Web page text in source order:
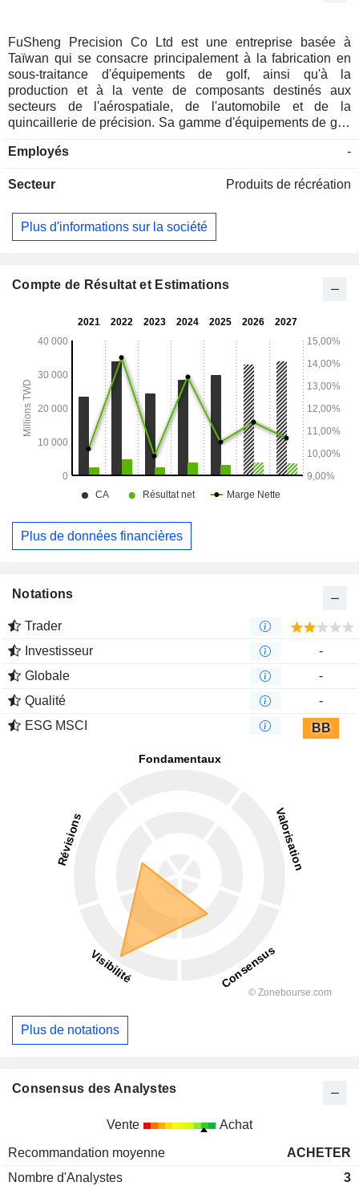
FuSheng Precision Co Ltd est une entreprise basée à
Taïwan qui se consacre principalement à la fabrication en
sous-traitance d'équipements de golf, ainsi qu'à la
production et à la vente de composants destinés aux
secteurs de l'aérospatiale, de l'automobile et de la
quincaillerie de précision. Sa gamme d'équipements de golf
et des kits. L'entreprise propose également des chaussures
d'autres articles de sport. Ses produits sont principalement
Employés -
Secteur Produits de récréation
Plus d'informations sur la société
Compte de Résultat et Estimations
Plus de données financières
Notations
Trader
Investisseur
-
Globale
-
Qualité
-
ESG MSCI
BB
Plus de notations
Consensus des Analystes
Vente Achat
Recommandation moyenne
ACHETER
Nombre d'Analystes
3